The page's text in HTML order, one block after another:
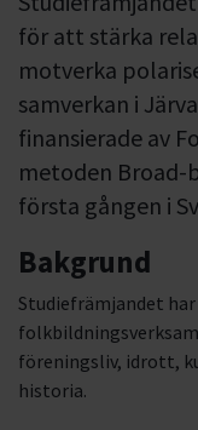
för att stärka
motverka
samverkan i
finansierade av
metoden Broad-
första gången i
Bakgrund
Studiefrämjandet
föreningsliv, idrott,
historia.